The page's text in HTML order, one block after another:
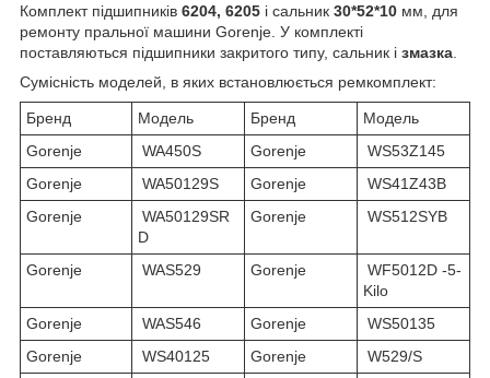
Комплект підшипників 6204, 6205 і сальник 30*52*10 мм, для
ремонту пральної машини Gorenje. У комплекті
поставляються підшипники закритого типу, сальник і змазка
Сумісність моделей, в яких встановлюється ремкомплект:
Бренд Модель Бренд
Модель
Gorenje
WA450S Gorenje
WS53Z145
Gorenje
WA50129S Gorenje
WS41Z43B
Gorenje
WA50129SR
D
Gorenje WS512SYB
Gorenje WAS529 Gorenje
WF5012D -5-
Kilo
Gorenje
WAS546 Gorenje
WS50135
Gorenje
WS40125 Gorenje
W529/S